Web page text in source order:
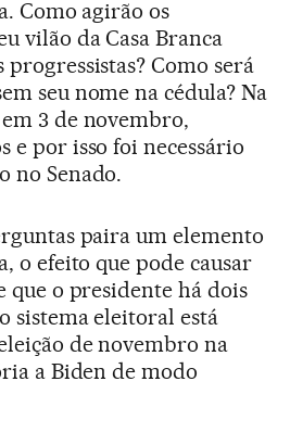
Como agirão os
vilão da Casa Branca
Como será
seu nome na cédula? Na
3 de novembro,
e por isso foi necessário
no Senado.
paira um elemento
o efeito que pode causar
que o presidente há dois
sistema eleitoral está
de novembro na
a Biden de modo